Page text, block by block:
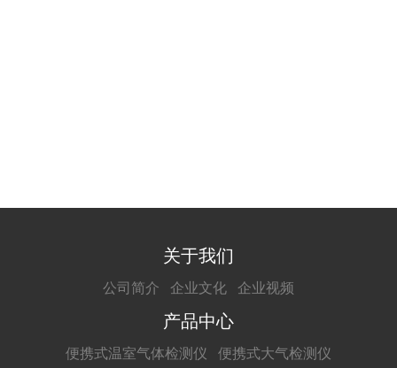
关于我们
公司简介 企业文化 企业视频
产品中心
便携式温室气体检测仪
便携式大气检测仪